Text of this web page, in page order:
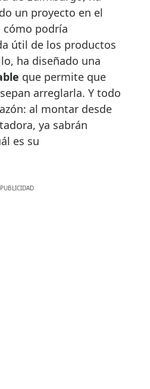
un proyecto en el
cómo podría
útil de los productos
ha diseñado una
que permite que
arreglarla. Y todo
al montar desde
ya sabrán
es su